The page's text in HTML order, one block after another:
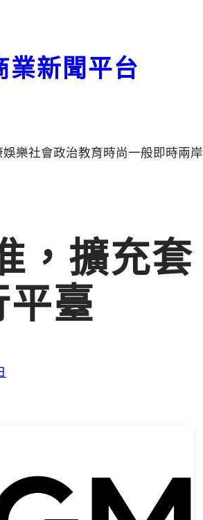
業新聞平台
娛樂社會政治教育時尚一般即時兩岸
，擴充套
臺